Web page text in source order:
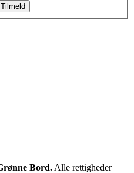
Bord. Alle rettigheder